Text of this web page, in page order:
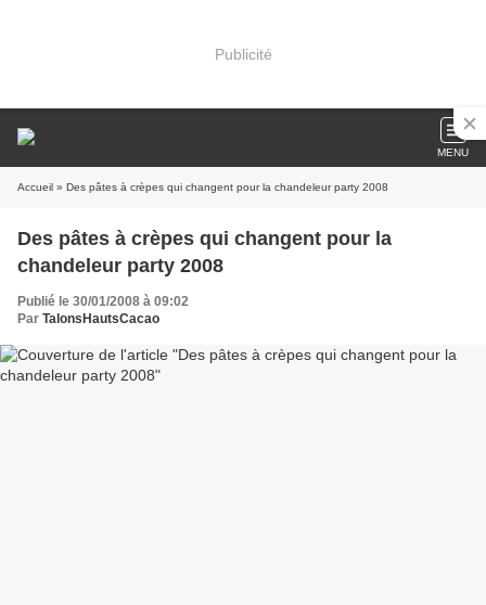
Publicité
MENU
Accueil » Des pâtes à crèpes qui changent pour la chandeleur party 2008
Des pâtes à crèpes qui changent pour la
chandeleur party 2008
Publié le 30/01/2008 à 09:02
Par TalonsHautsCacao